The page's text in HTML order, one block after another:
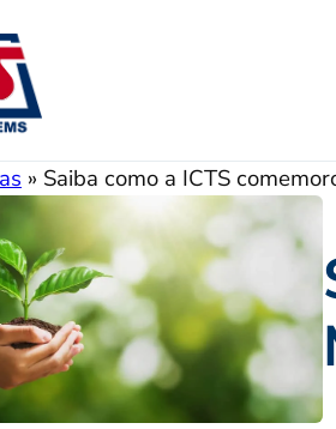
» Saiba como a ICTS